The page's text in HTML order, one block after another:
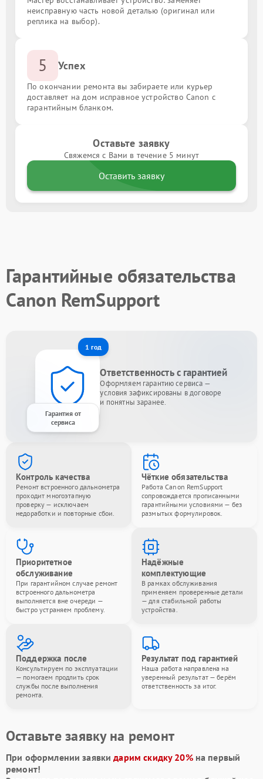
неисправную часть новой деталью (оригинал или
реплика на выбор).
5 Успех
По окончании ремонта вы забираете или курьер
доставляет на дом исправное устройство Canon с
гарантийным бланком.
Оставьте заявку
Свяжемся с Вами в течение 5 минут
Оставить заявку
Гарантийные обязательства
Canon RemSupport
1 год
Гарантия от
сервиса
Ответственность с гарантией
Оформляем гарантию сервиса —
условия зафиксированы в договоре
и понятны заранее.
Контроль качества
Ремонт встроенного дальнометра
проходит многоэтапную
проверку — исключаем
недоработки и повторные сбои.
Чёткие обязательства
Работа Canon RemSupport
сопровождается прописанными
гарантийными условиями — без
размытых формулировок.
Приоритетное
обслуживание
При гарантийном случае ремонт
встроенного дальнометра
выполняется вне очереди —
быстро устраняем проблему.
Надёжные
комплектующие
В рамках обслуживания
применяем проверенные детали
— для стабильной работы
устройства.
Поддержка после
Консультируем по эксплуатации
— помогаем продлить срок
службы после выполнения
ремонта.
Результат под гарантией
Наша работа направлена на
уверенный результат — берём
ответственность за итог.
Оставьте заявку на ремонт
При оформлении заявкидарим скидку 20%на первый
ремонт!